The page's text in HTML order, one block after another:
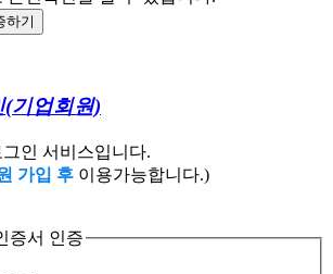
하기
(기업회원)
인 서비스입니다.
가입 후 이용가능합니다.)
증서 인증